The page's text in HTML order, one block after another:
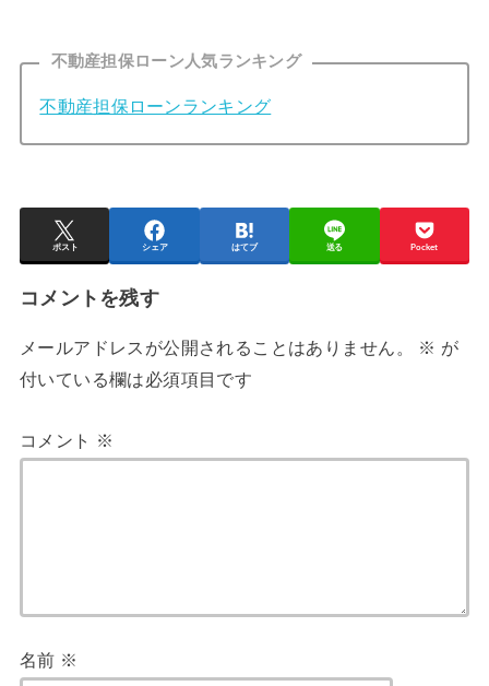
不動産担保ローン人気ランキング
不動産担保ローンランキング
ポスト シェア はてブ 送る Pocket
コメントを残す
メールアドレスが公開されることはありません。 ※ が
付いている欄は必須項目です
コメント ※
名前 ※